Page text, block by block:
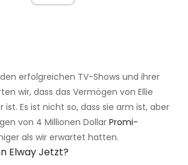
erfolgreichen TV-Shows und ihrer
wir, dass das Vermögen von Ellie
ist. Es ist nicht so, dass sie arm ist, aber
von 4 Millionen Dollar Promi-
als wir erwartet hatten.
Elway Jetzt?